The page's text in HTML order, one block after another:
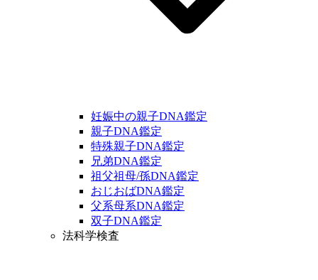
妊娠中の親子DNA鑑定
親子DNA鑑定
特殊親子DNA鑑定
兄弟DNA鑑定
祖父祖母/孫DNA鑑定
おじおばDNA鑑定
父系母系DNA鑑定
双子DNA鑑定
法科学検査